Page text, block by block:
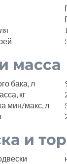
J
масса
бака, л
кг
мин/макс, л
и